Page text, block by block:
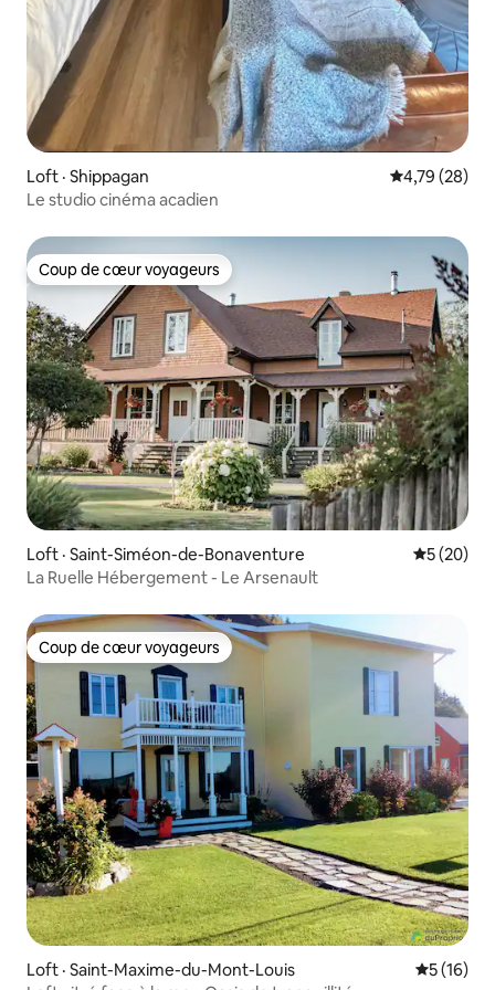
Loft · Shippagan Note
4,79 (28)
Le studio cinéma acadien
Coup de cœur voyageurs
Coup de cœur voyageurs
Loft · Saint-Siméon-de-Bonaventure Note
5 (20)
La Ruelle Hébergement - Le Arsenault
Coup de cœur voyageurs
Coup de cœur voyageurs
Loft · Saint-Maxime-du-Mont-Louis Note
5 (16)